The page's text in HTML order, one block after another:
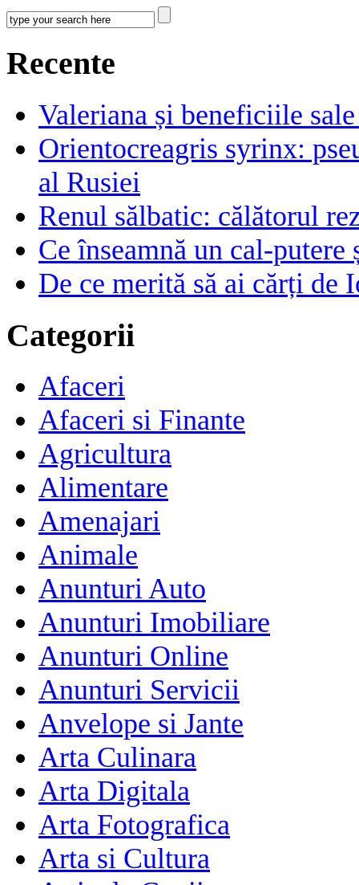
Recente
Valeriana și beneficiile
Orientocreagris syrinx:
al Rusiei
Renul sălbatic: călătorul
Ce înseamnă un cal-putere
De ce merită să ai cărți de
Categorii
Afaceri
Afaceri si Finante
Agricultura
Alimentare
Amenajari
Animale
Anunturi Auto
Anunturi Imobiliare
Anunturi Online
Anunturi Servicii
Anvelope si Jante
Arta Culinara
Arta Digitala
Arta Fotografica
Arta si Cultura